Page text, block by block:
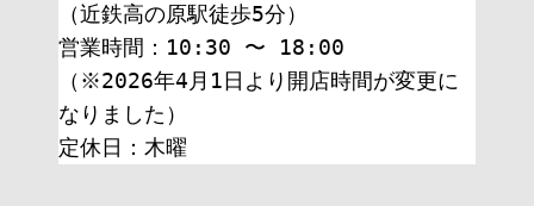
（近鉄高の原駅徒歩5分）
営業時間：10:30 〜 18:00
（※2026年4月1日より開店時間が変更に
なりました）
定休日：木曜